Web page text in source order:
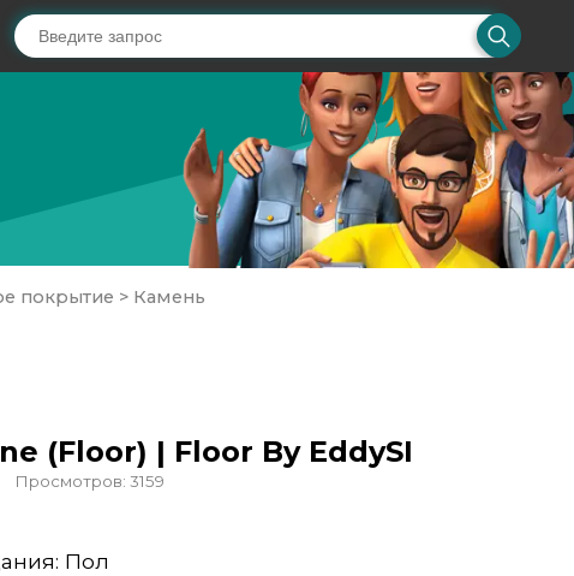
покрытие > Камень
(Floor) | Floor By EddySI
Просмотров: 3159
Пол